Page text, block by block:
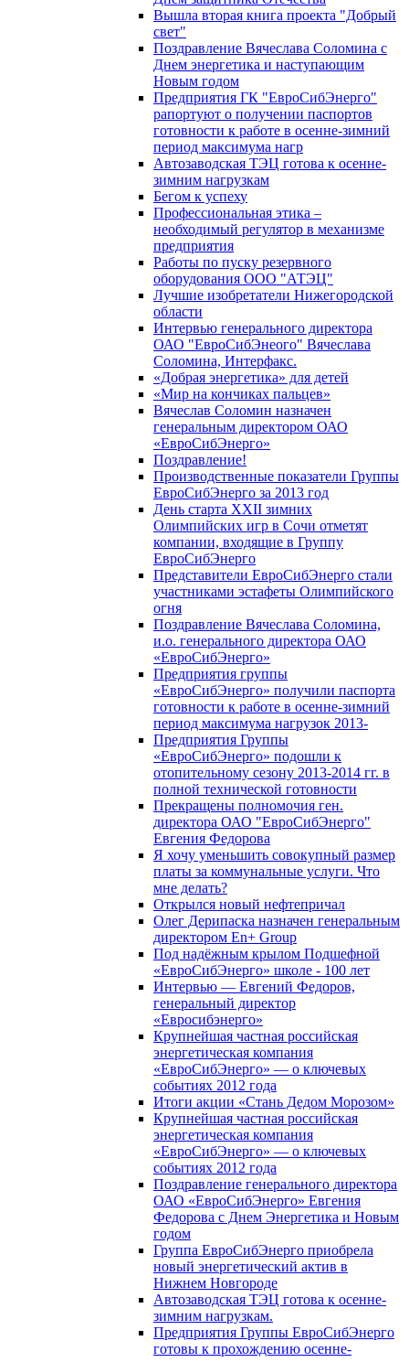
Вышла вторая книга проекта "Добрый
свет"
Поздравление Вячеслава Соломина с
Днем энергетика и наступающим
Новым годом
Предприятия ГК "ЕвроСибЭнерго"
рапортуют о получении паспортов
готовности к работе в осенне-зимний
период максимума нагр
Автозаводская ТЭЦ готова к осенне-
зимним нагрузкам
Бегом к успеху
Профессиональная этика –
необходимый регулятор в механизме
предприятия
Работы по пуску резервного
оборудования ООО "АТЭЦ"
Лучшие изобретатели Нижегородской
области
Интервью генерального директора
ОАО "ЕвроСибЭнеого" Вячеслава
Соломина, Интерфакс.
«Добрая энергетика» для детей
«Мир на кончиках пальцев»
Вячеслав Соломин назначен
генеральным директором ОАО
«ЕвроСибЭнерго»
Поздравление!
Производственные показатели Группы
ЕвроСибЭнерго за 2013 год
День старта XXII зимних
Олимпийских игр в Сочи отметят
компании, входящие в Группу
ЕвроСибЭнерго
Представители ЕвроСибЭнерго стали
участниками эстафеты Олимпийского
огня
Поздравление Вячеслава Соломина,
и.о. генерального директора ОАО
«ЕвроСибЭнерго»
Предприятия группы
«ЕвроСибЭнерго» получили паспорта
готовности к работе в осенне-зимний
период максимума нагрузок 2013-
Предприятия Группы
«ЕвроСибЭнерго» подошли к
отопительному сезону 2013-2014 гг. в
полной технической готовности
Прекращены полномочия ген.
директора ОАО "ЕвроСибЭнерго"
Евгения Федорова
Я хочу уменьшить совокупный размер
платы за коммунальные услуги. Что
мне делать?
Открылся новый нефтепричал
Олег Дерипаска назначен генеральным
директором En+ Group
Под надёжным крылом Подшефной
«ЕвроСибЭнерго» школе - 100 лет
Интервью — Евгений Федоров,
генеральный директор
«Евросибэнерго»
Крупнейшая частная российская
энергетическая компания
«ЕвроСибЭнерго» — о ключевых
событиях 2012 года
Итоги акции «Стань Дедом Морозом»
Крупнейшая частная российская
энергетическая компания
«ЕвроСибЭнерго» — о ключевых
событиях 2012 года
Поздравление генерального директора
ОАО «ЕвроСибЭнерго» Евгения
Федорова с Днем Энергетика и Новым
годом
Группа ЕвроСибЭнерго приобрела
новый энергетический актив в
Нижнем Новгороде
Автозаводская ТЭЦ готова к осенне-
зимним нагрузкам.
Предприятия Группы ЕвроСибЭнерго
готовы к прохождению осенне-